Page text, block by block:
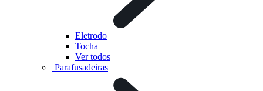
Eletrodo
Tocha
Ver todos
Parafusadeiras